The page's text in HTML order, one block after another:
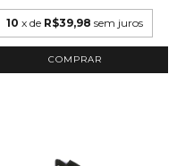
10 x de R$39,98 sem juros
COMPRAR